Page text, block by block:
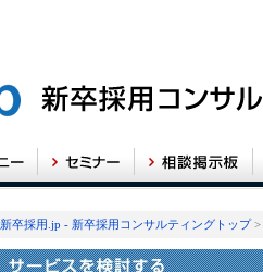
新卒採用.jp - 新卒採用コンサルティングトップ>